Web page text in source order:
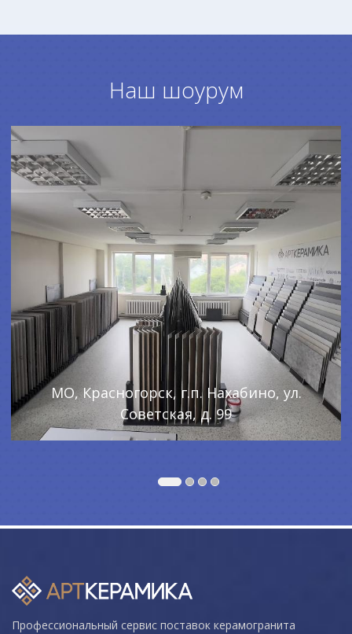
Наш шоурум
МО, Красногорск, г.п. Нахабино, ул.
Советская, д. 99
Профессиональный сервис поставок керамогранита